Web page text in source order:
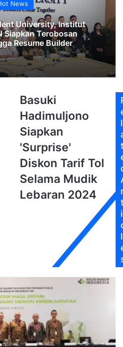
News
University, Institut
Siapkan Terobosan
Resume Builder
Basuki
Hadimuljono
Siapkan
'Surprise'
Diskon
Tarif
Tol
Selama
Mudik
Lebaran
2024
Basuki
Hadimuljono
Siapkan
'Surprise'
Diskon Tarif Tol
Selama Mudik
Lebaran 2024
l
i
l